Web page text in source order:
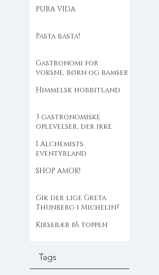
PURA VIDA
Pasta basta!
Gastronomi for
voksne, børn og bamser
Himmelsk hobbitland
3 gastronomiske
oplevelser, der ikke
I Alchemists
eventyrland
SHOP AMOK!
Gik der lige Greta
Thunberg i Michelin?
Kirsebær på toppen
Tags